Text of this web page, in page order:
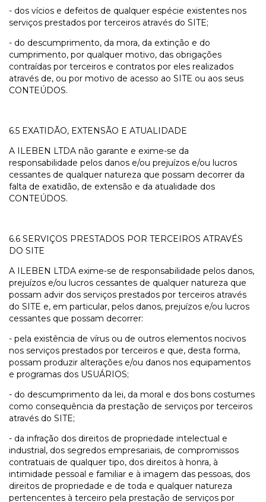
- dos vícios e defeitos de qualquer espécie existentes nos
serviços prestados por terceiros através do SITE;
- do descumprimento, da mora, da extinção e do
cumprimento, por qualquer motivo, das obrigações
contraídas por terceiros e contratos por eles realizados
através de, ou por motivo de acesso ao SITE ou aos seus
CONTEÚDOS.
6.5 EXATIDÃO, EXTENSÃO E ATUALIDADE
A ILEBEN LTDA não garante e exime-se da
responsabilidade pelos danos e/ou prejuízos e/ou lucros
cessantes de qualquer natureza que possam decorrer da
falta de exatidão, de extensão e da atualidade dos
CONTEÚDOS.
6.6 SERVIÇOS PRESTADOS POR TERCEIROS ATRAVÉS
DO SITE
A ILEBEN LTDA exime-se de responsabilidade pelos danos,
prejuízos e/ou lucros cessantes de qualquer natureza que
possam advir dos serviços prestados por terceiros através
do SITE e, em particular, pelos danos, prejuízos e/ou lucros
cessantes que possam decorrer:
- pela existência de vírus ou de outros elementos nocivos
nos serviços prestados por terceiros e que, desta forma,
possam produzir alterações e/ou danos nos equipamentos
e programas dos USUÁRIOS;
- do descumprimento da lei, da moral e dos bons costumes
como consequência da prestação de serviços por terceiros
através do SITE;
- da infração dos direitos de propriedade intelectual e
industrial, dos segredos empresariais, de compromissos
contratuais de qualquer tipo, dos direitos à honra, à
intimidade pessoal e familiar e à imagem das pessoas, dos
direitos de propriedade e de toda e qualquer natureza
pertencentes à terceiro pela prestação de serviços por